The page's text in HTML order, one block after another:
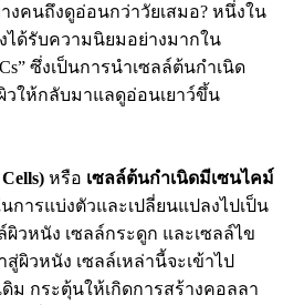
งคนถึงดูอ่อนกว่าวัยเสมอ? หนึ่งใน
ได้รับความนิยมอย่างมากใน
ซึ่งเป็นการนำเซลล์ต้นกำเนิด
ให้กลับมาแลดูอ่อนเยาว์ขึ้น
หรือ เซลล์ต้นกำเนิดมีเซนไคม์
ารแบ่งตัวและเปลี่ยนแปลงไปเป็น
ผิวหนัง เซลล์กระดูก และเซลล์ไข
สู่ผิวหนัง เซลล์เหล่านี้จะเข้าไป
ม กระตุ้นให้เกิดการสร้างคอลลา